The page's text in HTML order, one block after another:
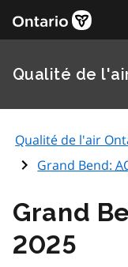
Qualité de
Qualité de l'air
Grand Bend:
Grand
2025